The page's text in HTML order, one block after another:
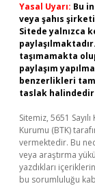
Yasal Uyarı: Bu
veya şahıs
Sitede yalnızca
taşımamakta
paylaşım
benzerlikleri
taslak
Sitemiz, 5651
Kurumu (BTK)
vermektedir. Bu
veya araştırma
yazdıkları
bu sorumluluğu